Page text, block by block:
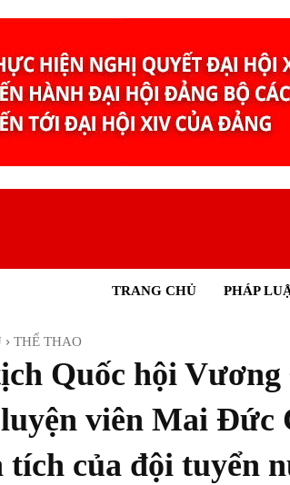
TRANG CHỦ PHÁP
THỂ THAO
Quốc hội
viên Mai Đức
tích của đội tuyển